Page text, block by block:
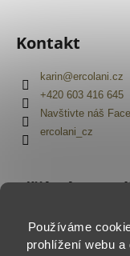
Používáme
prohlížení webu
Kontakt
karin@ercolani.cz
+420 603 416 645
Navštivte náš
ercolani_cz
Přijímáme